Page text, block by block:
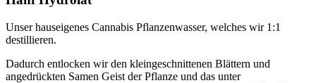
Unser hauseigenes Cannabis Pflanzenwasser, welches wir 1:1
destillieren.
Dadurch entlocken wir den kleingeschnittenen Blättern und
angedrückten Samen Geist der Pflanze und das unter